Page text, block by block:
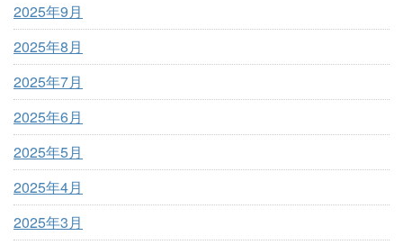
2025年9月
2025年8月
2025年7月
2025年6月
2025年5月
2025年4月
2025年3月